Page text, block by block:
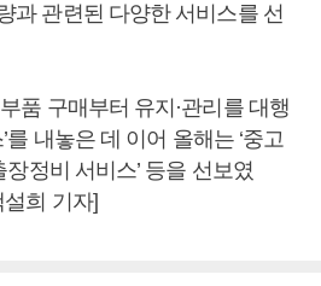
과 관련된 다양한 서비스를 선
품 구매부터 유지·관리를 대행
를 내놓은 데 이어 올해는 ‘중고
장정비 서비스’ 등을 선보였
희 기자]